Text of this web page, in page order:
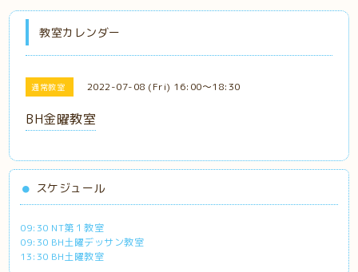
教室カレンダー
通常教室 2022-07-08 (Fri) 16:00～18:30
BH金曜教室
スケジュール
09:30 NT第１教室
09:30 BH土曜デッサン教室
13:30 BH土曜教室